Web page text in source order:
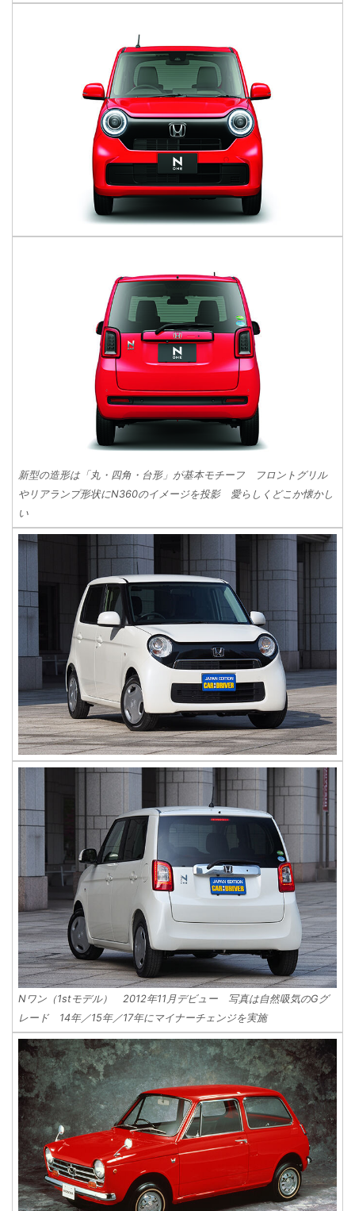
新型の造形は「丸・四角・台形」が基本モチーフ フロントグリル
やリアランプ形状にN360のイメージを投影 愛らしくどこか懐かし
い
Nワン（1stモデル） 2012年11月デビュー 写真は自然吸気のGグ
レード 14年／15年／17年にマイナーチェンジを実施